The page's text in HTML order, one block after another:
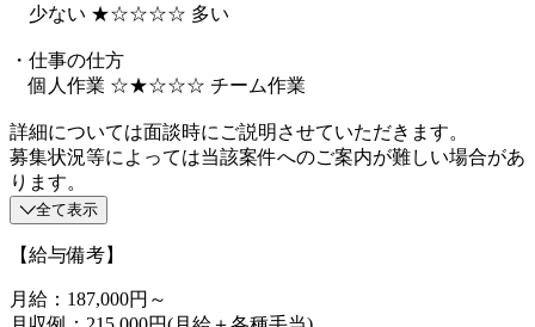
少ない ★☆☆☆☆ 多い
・仕事の仕方
個人作業 ☆★☆☆☆ チーム作業
詳細については面談時にご説明させていただきます。
募集状況等によっては当該案件へのご案内が難しい場合があ
ります。
全て表示
【給与備考】
月給：187,000円～